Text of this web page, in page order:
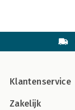
Klantenservice
Zakelijk